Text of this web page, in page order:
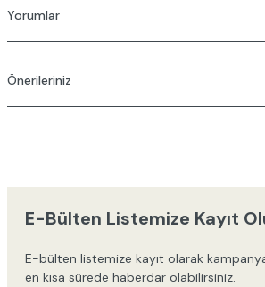
Kaba inşaat sırasında A41949 kullanılarak sıva altı
Sıva altı grubu ürüne dahil değildir.
Yorumlar
Önerileriniz
Ürün resmi kalitesiz, bozuk veya
Ürün açıklamasında eksik bilgiler bulunuyor.
E-Bülten Listemize Kayıt
E-bülten listemize kayıt olarak
en kısa sürede haberdar olabilirsiniz.